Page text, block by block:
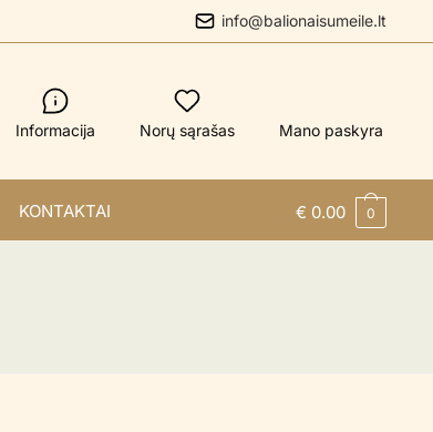
info@balionaisumeile.lt
Informacija Norų sąrašas Mano paskyra
KONTAKTAI € 0.00 0